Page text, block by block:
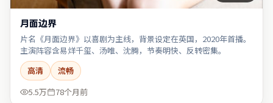
月面边界
片名《月面边界》以喜剧为主线，背景设定在英国，2020年首播。
主演阵容含易烊千玺、汤唯、沈腾，节奏明快、反转密集。
高清
流畅
5.5万
78个月前